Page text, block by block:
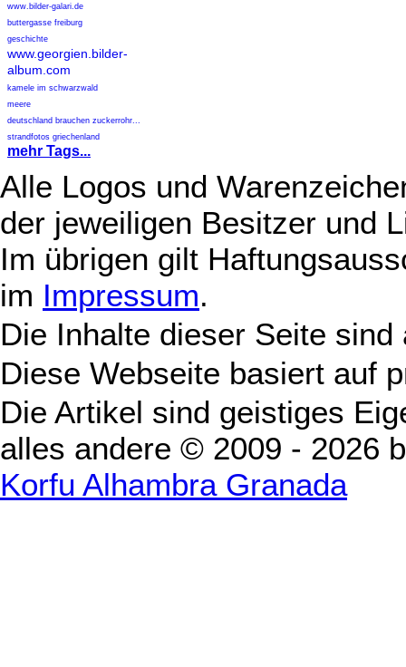
www.bilder-galari.de
buttergasse freiburg
geschichte
www.georgien.bilder-
album.com
kamele im schwarzwald
meere
deutschland brauchen zuckerrohr...
strandfotos griechenland
mehr Tags...
Alle Logos und
der jeweiligen Besitzer und
Im übrigen gilt
im Impressum.
Die Inhalte dieser Seite
Diese Webseite basiert auf
Die Artikel sind geistiges
alles andere © 2009 - 2026
Korfu Alhambra Granada